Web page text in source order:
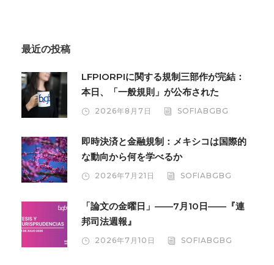
最近の投稿
LFPIORPIに関する規制三部作が完結：
本日、「一般規則」が公布された
2026年8月7日 SOFIABGBG
即時決済と金融規制：メキシコは国際的
な動向から何を学べるか
2026年7月21日 SOFIABGBG
「論文の金曜日」――7月10日――『連
邦司法週報』
2026年7月10日 SOFIABGBG